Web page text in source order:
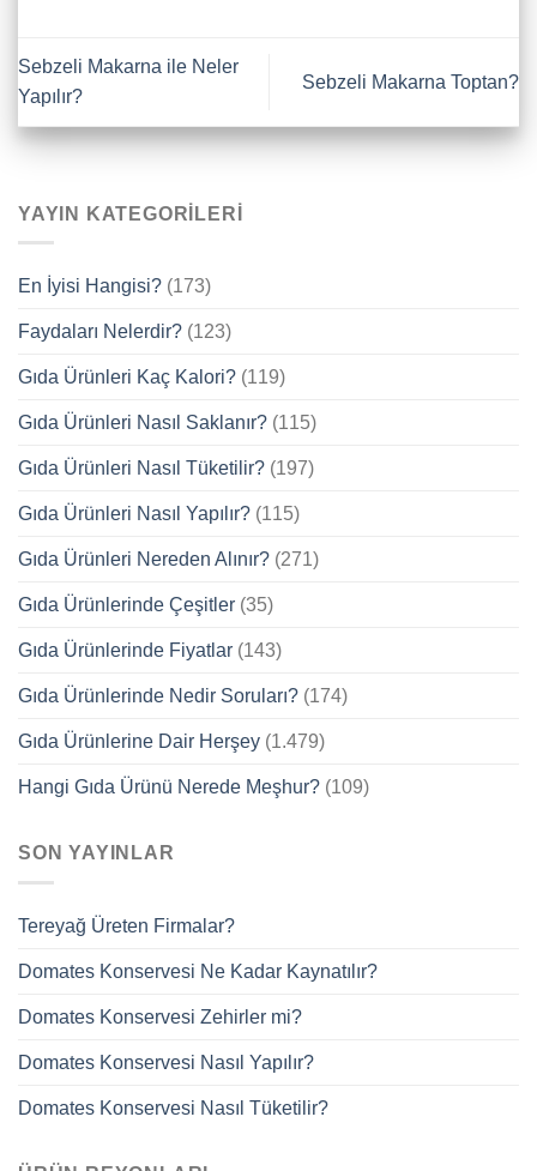
Sebzeli Makarna ile Neler
Yapılır?
Sebzeli Makarna Toptan?
YAYIN KATEGORILERI
En İyisi Hangisi? (173)
Faydaları Nelerdir? (123)
Gıda Ürünleri Kaç Kalori? (119)
Gıda Ürünleri Nasıl Saklanır? (115)
Gıda Ürünleri Nasıl Tüketilir? (197)
Gıda Ürünleri Nasıl Yapılır? (115)
Gıda Ürünleri Nereden Alınır? (271)
Gıda Ürünlerinde Çeşitler (35)
Gıda Ürünlerinde Fiyatlar (143)
Gıda Ürünlerinde Nedir Soruları? (174)
Gıda Ürünlerine Dair Herşey (1.479)
Hangi Gıda Ürünü Nerede Meşhur? (109)
SON YAYINLAR
Tereyağ Üreten Firmalar?
Domates Konservesi Ne Kadar Kaynatılır?
Domates Konservesi Zehirler mi?
Domates Konservesi Nasıl Yapılır?
Domates Konservesi Nasıl Tüketilir?